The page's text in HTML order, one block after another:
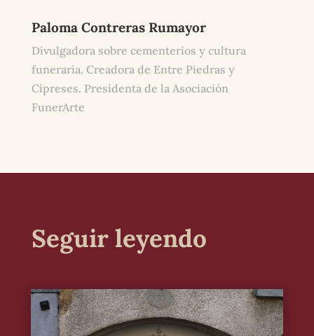
Paloma Contreras Rumayor
Divulgadora sobre cementerios y cultura
funeraria. Creadora de Entre Piedras y
Cipreses. Presidenta de la Asociación
FunerArte
Seguir leyendo